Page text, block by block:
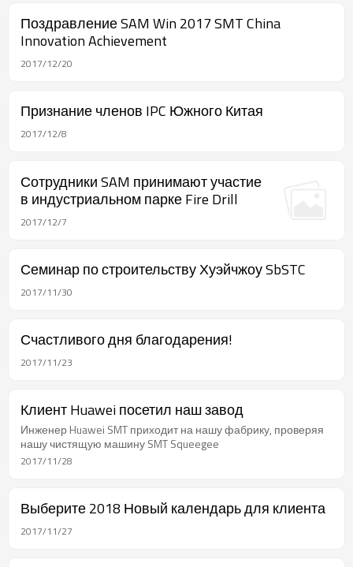
Поздравление SAM Win 2017 SMT China
Innovation Achievement
2017/12/20
Признание членов IPC Южного Китая
2017/12/8
Сотрудники SAM принимают участие
в индустриальном парке Fire Drill
2017/12/7
Семинар по строительству Хуэйчжоу SbSTC
2017/11/30
Счастливого дня благодарения!
2017/11/23
Клиент Huawei посетил наш завод
Инженер Huawei SMT приходит на нашу фабрику, проверяя
нашу чистящую машину SMT Squeegee
2017/11/28
Выберите 2018 Новый календарь для клиента
2017/11/27